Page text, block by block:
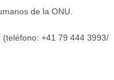
de la ONU.
+41 79 444 3993/